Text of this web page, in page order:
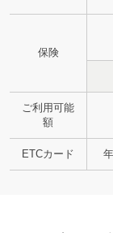
保険
ご利用可能
額
ETCカード